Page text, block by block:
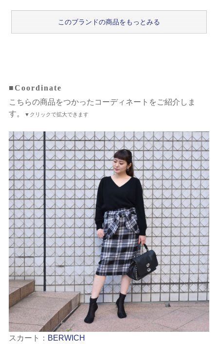
このブランドの商品をもっとみる
■Coordinate
こちらの商品をつかったコーディネートをご紹介しま
す。
▼クリックで拡大できます
スカート： BERWICH